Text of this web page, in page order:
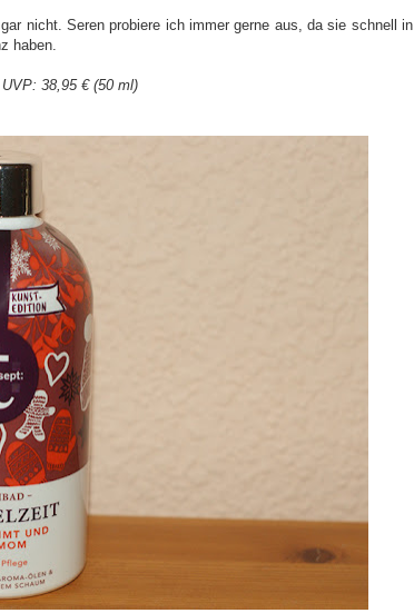
nicht. Seren probiere ich immer gerne aus, da sie schnell in
haben.
38,95 € (50 ml)